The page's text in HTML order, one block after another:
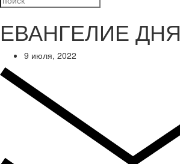
ЕВАНГЕЛИЕ ДНЯ
9 июля, 2022